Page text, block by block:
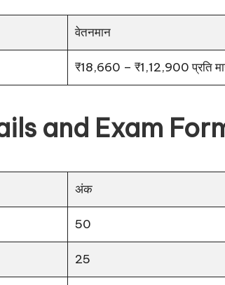
वेतनमान
₹18,660 – ₹1,12,900 प्रति
and Exam
अंक
50
25